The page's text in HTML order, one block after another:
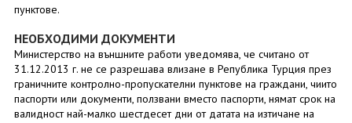
пунктове.
НЕОБХОДИМИ ДОКУМЕНТИ
Министерство на външните работи уведомява, че считано от
31.12.2013 г. не се разрешава влизане в Република Турция през
граничните контролно-пропускателни пунктове на граждани, чиито
паспорти или документи, ползвани вместо паспорти, нямат срок на
валидност най-малко шестдесет дни от датата на изтичане на